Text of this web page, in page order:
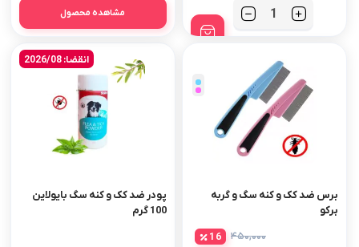
تعداد مشاهده محصول
برس ضد کک و کنه سگ و گربه
برکو
۴۵۰,۰۰۰ 16
انقضا: 2026/08
پودر ضد کک و کنه سگ بایولاین
100 گرم